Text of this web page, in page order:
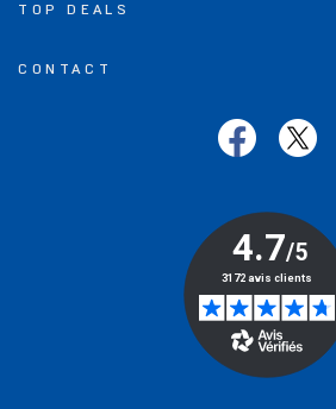
TOP DEALS
CONTACT